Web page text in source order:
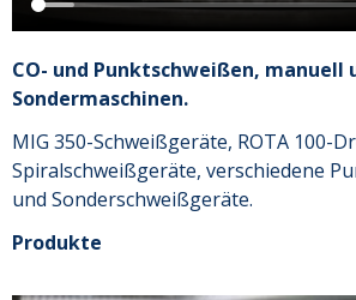
CO- und Punktschweißen, manuell
Sondermaschinen.
MIG 350-Schweißgeräte, ROTA 100-
Spiralschweißgeräte, verschiedene
und Sonderschweißgeräte.
Produkte